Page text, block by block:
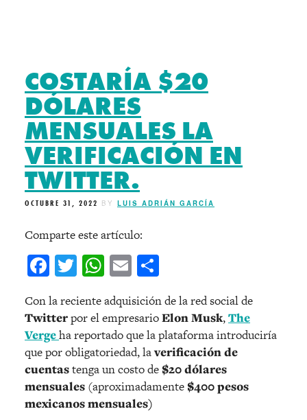
COSTARÍA $20
DÓLARES
MENSUALES LA
VERIFICACIÓN EN
TWITTER.
OCTUBRE 31, 2022 BY LUIS ADRIÁN GARCÍA
Comparte este artículo:
Facebook
Twitter
WhatsApp
Email
Con la reciente adquisición de la red social de
Twitterpor el empresarioElon Musk,The
Vergeha reportado que la plataforma introduciría
que por obligatoriedad, laverificación de
cuentastenga un costo de $20 dólares
mensuales (aproximadamente $400 pesos
mexicanos mensuales)